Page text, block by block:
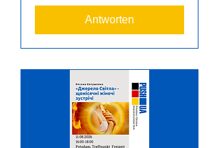
Antworten